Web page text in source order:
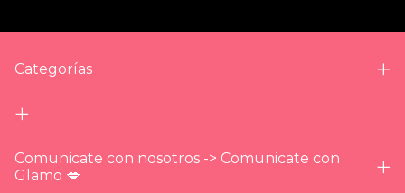
Categorías
Comunicate con nosotros -> Comunicate con
Glamo 💋